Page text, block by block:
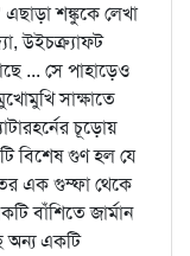
শঙ্কুকে লেখা
উইচক্র্যাফট
... সে পাহাড়েও
সাক্ষাতে
চূড়োয়
বিশেষ গুণ হল যে
এক গুম্ফা থেকে
বাঁশিতে জার্মান
অন্য একটি